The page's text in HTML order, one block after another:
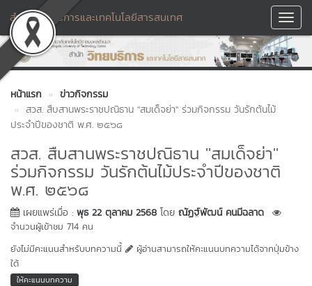
สำนักวิทยบริการและเทคโนโลยีสารสนเทศ
หน้าแรก
ข่าวกิจกรรม
สวส. สืบสานพระราชปณิธาน ''สมเด็จย่า'' ร่วมกิจกรรม วันรักต้นไม้
ประจำปีของชาติ พ.ศ. ๒๕๖๘
สวส. สืบสานพระราชปณิธาน ''สมเด็จย่า''
ร่วมกิจกรรม วันรักต้นไม้ประจำปีของชาติ
พ.ศ. ๒๕๖๘
เผยแพร่เมื่อ : พุธ 22 ตุลาคม 2568 โดย ณัฏฐ์พัฒน์ คนมีฉลาด
จำนวนผู้เข้าชม 714 คน
ยังไม่มีคะแนนสำหรับบทความนี้
ผู้อ่านสามารถให้คะแนนบทความได้จากปุ่มข้าง
ใต้
ให้คะแนนบทความ